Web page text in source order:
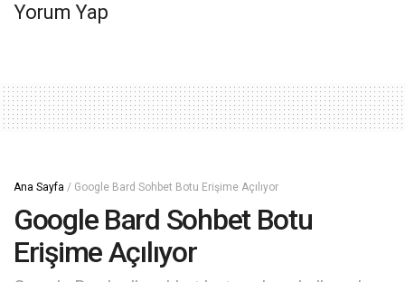
Yorum Yap
Ana Sayfa / Google Bard Sohbet Botu Erişime Açılıyor
Google Bard Sohbet Botu
Erişime Açılıyor